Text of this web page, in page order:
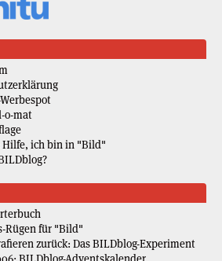
o-mat
Hilfe, ich bin in "Bild"
Rügen für "Bild"
zurück: Das BILDblog-Experiment